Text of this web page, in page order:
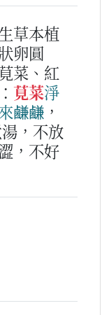
草本植
卵圓
菜、紅
莧菜淨
鹻鹻 ，
湯，不放
，不好